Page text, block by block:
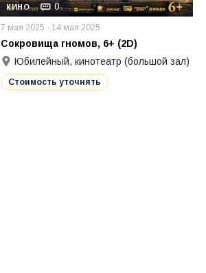
КИНО 0
7 мая 2025 - 14 мая 2025
Сокровища гномов, 6+ (2D)
Юбилейный, кинотеатр (большой зал)
Стоимость уточнять